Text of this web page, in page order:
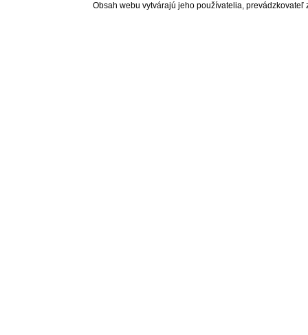
Obsah webu vytvárajú jeho používatelia,